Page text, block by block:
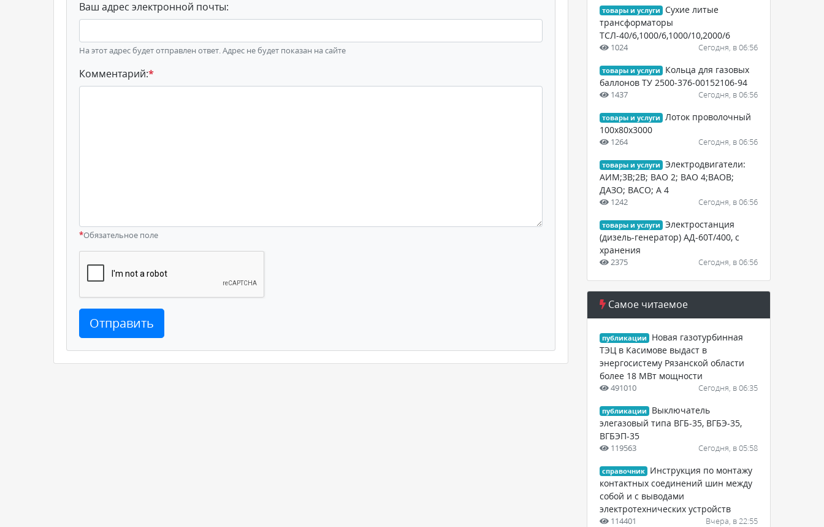
Ваш адрес электронной почты:
На этот адрес будет отправлен ответ. Адрес не будет показан на сайте
Комментарий:*
*Обязательное поле
Отправить
товары и услуги
Сухие литые
трансформаторы
ТСЛ-40/6,1000/6,1000/10,2000/6
1024 Сегодня, в 06:56
товары и услуги
Кольца для газовых
баллонов ТУ 2500-376-00152106-94
1437 Сегодня, в 06:56
товары и услуги
Лоток проволочный
100х80х3000
1264 Сегодня, в 06:56
товары и услуги
Электродвигатели:
АИМ;3В;2В; ВАО 2; ВАО 4;ВАОВ;
ДАЗО; ВАСО; А 4
1242 Сегодня, в 06:56
товары и услуги
Электростанция
(дизель-генератор) АД-60Т/400, с
хранения
2375 Сегодня, в 06:56
Самое читаемое
публикации
Новая газотурбинная
ТЭЦ в Касимове выдаст в
энергосистему Рязанской области
более 18 МВт мощности
491010 Сегодня, в 06:35
публикации
Выключатель
элегазовый типа ВГБ-35, ВГБЭ-35,
ВГБЭП-35
119563 Сегодня, в 05:58
справочник
Инструкция по монтажу
контактных соединений шин между
собой и с выводами
электротехнических устройств
114401 Вчера, в 22:55